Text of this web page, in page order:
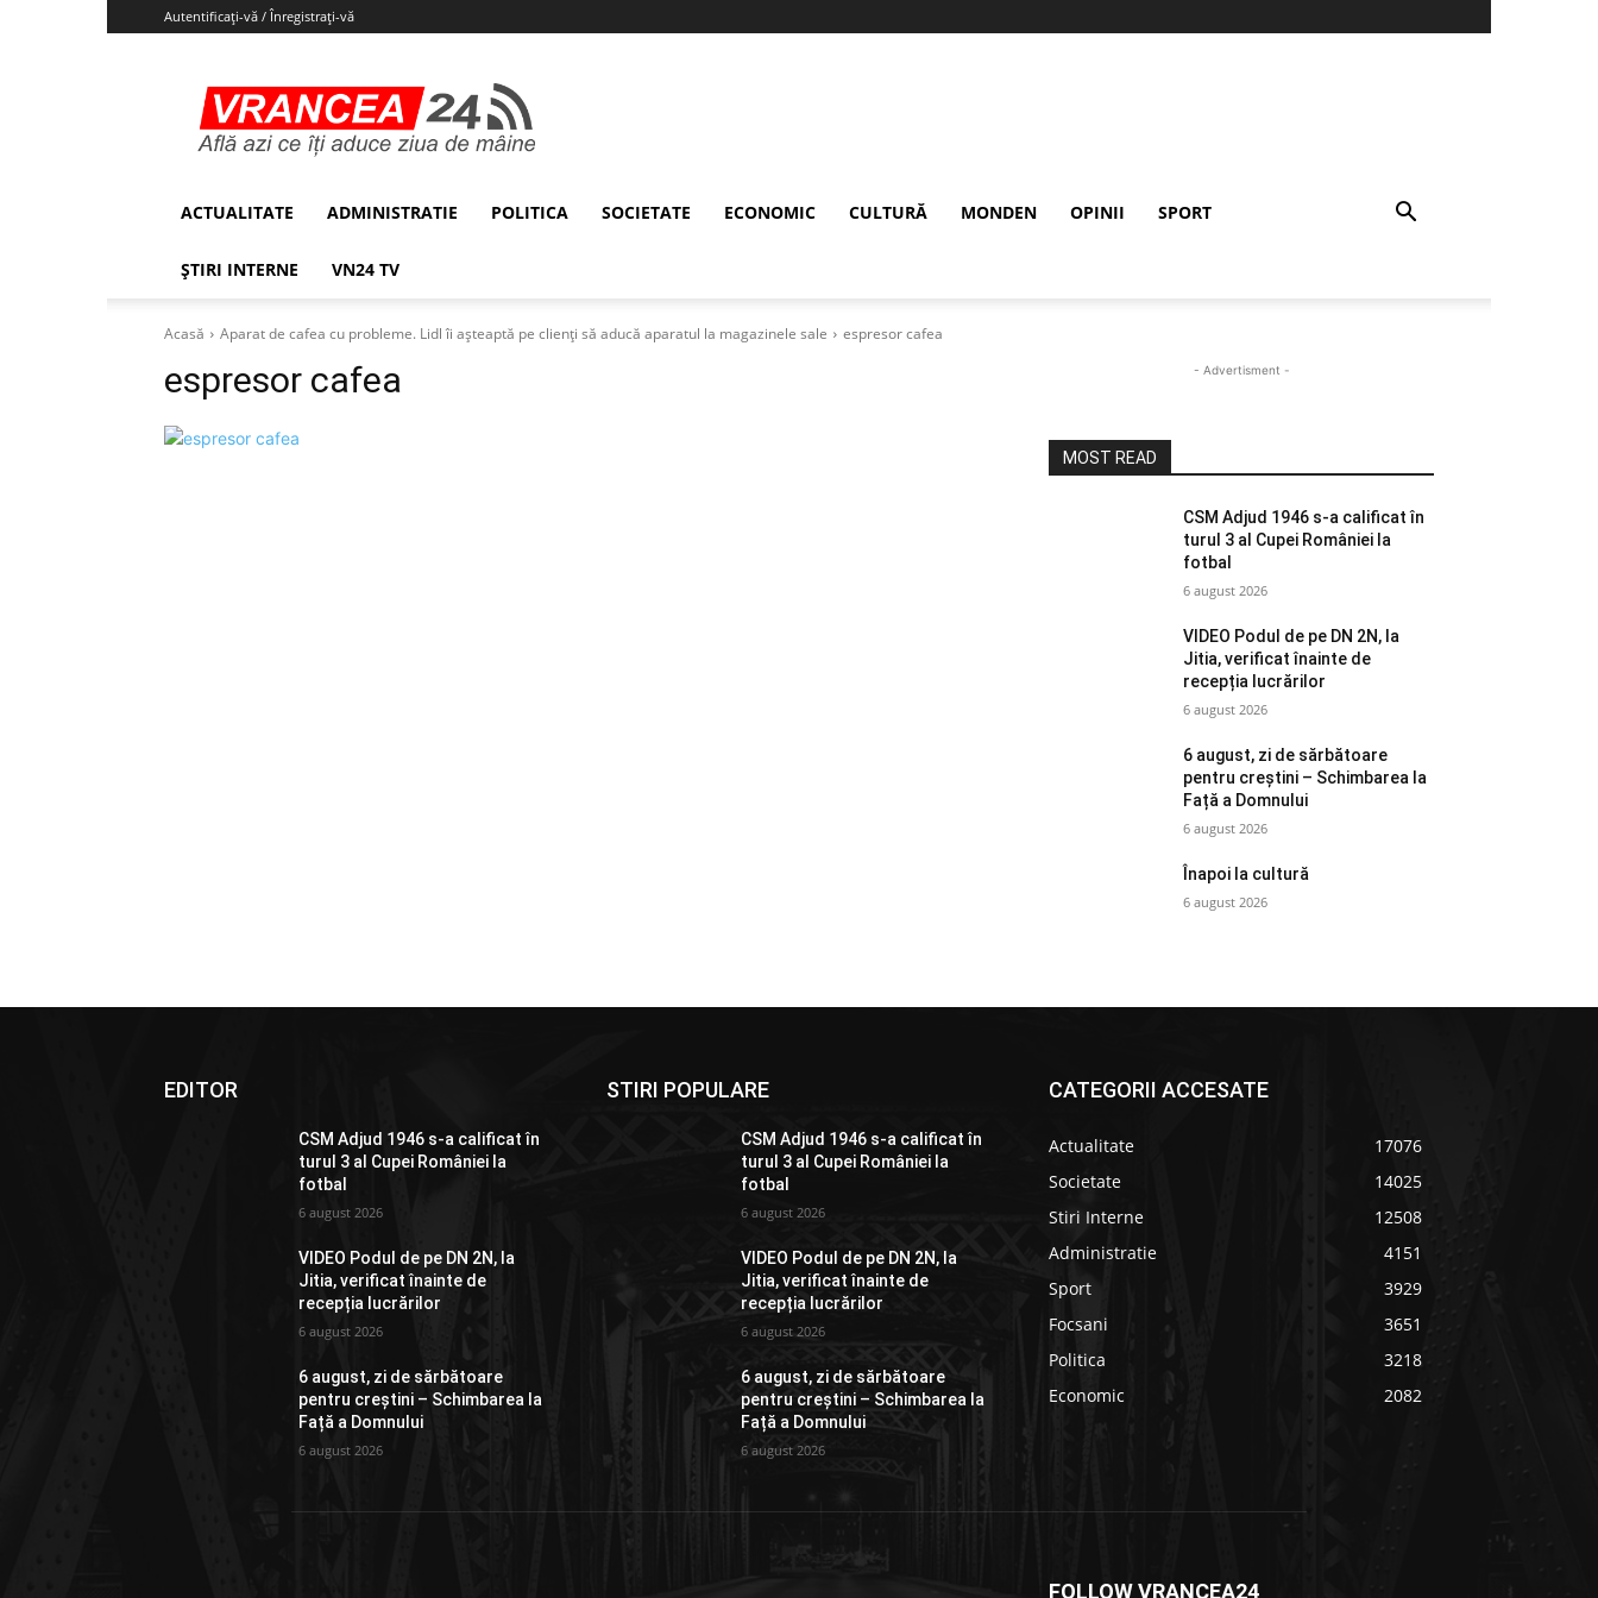
Autentificați-vă / Înregistrați-vă
ACTUALITATE ADMINISTRATIE POLITICA SOCIETATE ECONOMIC CULTURĂ MONDEN OPINII SPORT
ȘTIRI INTERNE VN24 TV
Acasă Aparat de cafea cu probleme. Lidl îi așteaptă pe clienți să aducă aparatul la magazinele sale espresor cafea
espresor cafea - Advertisment -
MOST READ
CSM Adjud 1946 s-a calificat în
turul 3 al Cupei României la
fotbal
6 august 2026
VIDEO Podul de pe DN 2N, la
Jitia, verificat înainte de
recepția lucrărilor
6 august 2026
6 august, zi de sărbătoare
pentru creștini – Schimbarea la
Față a Domnului
6 august 2026
Înapoi la cultură
6 august 2026
EDITOR
CSM Adjud 1946 s-a calificat în
turul 3 al Cupei României la
fotbal
6 august 2026
VIDEO Podul de pe DN 2N, la
Jitia, verificat înainte de
recepția lucrărilor
6 august 2026
6 august, zi de sărbătoare
pentru creștini – Schimbarea la
Față a Domnului
6 august 2026
STIRI POPULARE
CSM Adjud 1946 s-a calificat în
turul 3 al Cupei României la
fotbal
6 august 2026
VIDEO Podul de pe DN 2N, la
Jitia, verificat înainte de
recepția lucrărilor
6 august 2026
6 august, zi de sărbătoare
pentru creștini – Schimbarea la
Față a Domnului
6 august 2026
CATEGORII ACCESATE
Actualitate
17076
Societate
14025
Stiri Interne
12508
Administratie
4151
Sport
3929
Focsani
3651
Politica
3218
Economic
2082
FOLLOW VRANCEA24